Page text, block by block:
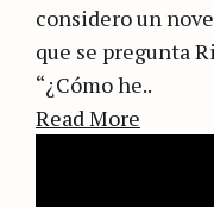
considero un
que se pregunta
“¿Cómo he..
Read More